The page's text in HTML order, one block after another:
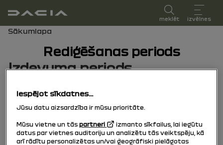
lietotāja rokasgrāmata
meklēt izvēlnes
navigācijas ceļš
Sākumlapa
Rediģēšanas periods
Izdevuma periods
Izvēlieties izdevuma periodu, kas atbilst jūsu
transportlīdzekļa reģistrācijas datumam.
15/10/2025līdz šodien
Iespējot sīkdatnes...
Jūsu datu aizsardzība ir mūsu prioritāte.
Mūsu vietne un tāspartneri
izmanto sīkfailus, lai iegūtu
datus par vietnes auditoriju un analizētu tās veiktspēju, kā
arī rādītu personalizētas un/vai ģeogrāfiski pielāgotas